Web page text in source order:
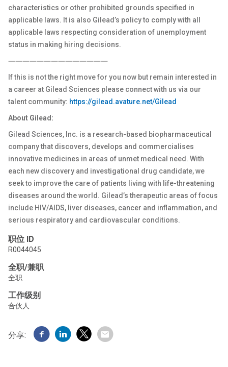
characteristics or other prohibited grounds specified in
applicable laws. It is also Gilead’s policy to comply with all
applicable laws respecting consideration of unemployment
status in making hiring decisions.
――――――――――――――
If this is not the right move for you now but remain interested in
a career at Gilead Sciences please connect with us via our
talent community: https://gilead.avature.net/Gilead
About Gilead:
Gilead Sciences, Inc. is a research-based biopharmaceutical
company that discovers, develops and commercialises
innovative medicines in areas of unmet medical need. With
each new discovery and investigational drug candidate, we
seek to improve the care of patients living with life-threatening
diseases around the world. Gilead’s therapeutic areas of focus
include HIV/AIDS, liver diseases, cancer and inflammation, and
serious respiratory and cardiovascular conditions.
职位 ID
R0044045
全职/兼职
全职
工作级别
合伙人
分享: